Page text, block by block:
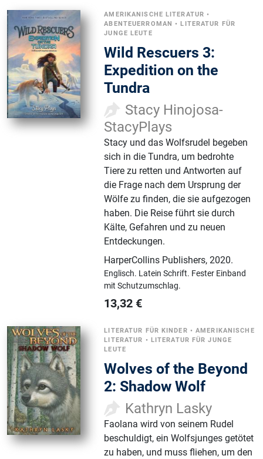
AMERIKANISCHE LITERATUR •
ABENTEUERROMAN •LITERATUR FÜR
JUNGE LEUTE
Wild Rescuers 3:
Expedition on the
Tundra
Stacy Hinojosa-
StacyPlays
Stacy und das Wolfsrudel begeben
sich in die Tundra, um bedrohte
Tiere zu retten und Antworten auf
die Frage nach dem Ursprung der
Wölfe zu finden, die sie aufgezogen
haben. Die Reise führt sie durch
Kälte, Gefahren und zu neuen
Entdeckungen.
HarperCollins Publishers,2020.
Englisch. Latein Schrift. Fester Einband
mit Schutzumschlag.
13,32 €
LITERATUR FÜR KINDER •AMERIKANISCHE
LITERATUR • LITERATUR FÜR JUNGE
LEUTE
Wolves of the Beyond
2: Shadow Wolf
Kathryn Lasky
Faolana wird von seinem Rudel
beschuldigt, ein Wolfsjunges getötet
zu haben, und muss fliehen, um den